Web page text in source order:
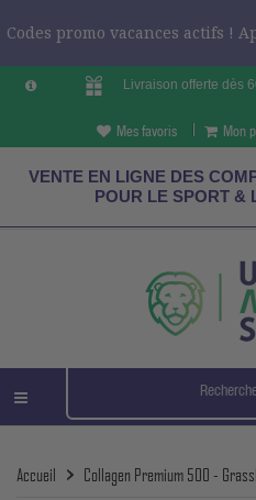
Codes promo vacances actifs !
Livraison offerte dès
Mes favoris Mon
VENTE EN LIGNE DES
POUR LE SPORT &
Accueil Collagen Premium 500 -